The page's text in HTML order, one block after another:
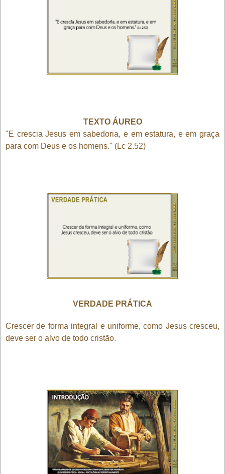
TEXTO ÁUREO
"E crescia Jesus em sabedoria, e em estatura, e em graça
para com Deus e os homens." (Lc 2.52)
VERDADE PRÁTICA
Crescer de forma integral e uniforme, como Jesus cresceu,
deve ser o alvo de todo cristão.